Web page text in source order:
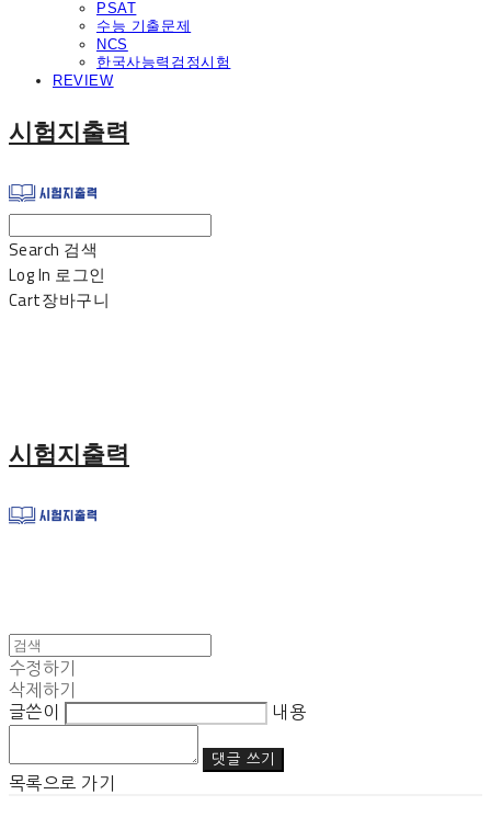
PSAT
수능 기출문제
NCS
한국사능력검정시험
REVIEW
시험지출력
Search 검색
Log In 로그인
Cart장바구니
시험지출력
수정하기
삭제하기
글쓴이
내용
댓글 쓰기
목록으로 가기